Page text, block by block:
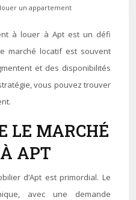
un appartement
marché locatif est souvent
et des disponibilités
vous pouvez trouver
LE MARCHÉ
APT
d’Apt est primordial. Le
avec une demande